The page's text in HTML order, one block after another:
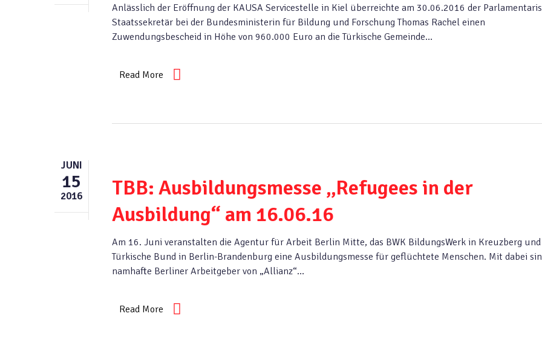
Anlässlich der Eröffnung der KAUSA Servicestelle in Kiel überreichte am 30.06.2016 der
Staatssekretär bei der Bundesministerin für Bildung und Forschung Thomas Rachel einen
Zuwendungsbescheid in Höhe von 960.000 Euro an die Türkische Gemeinde…
Read More
JUNI
15
2016
TBB: Ausbildungsmesse „Refugees in der
Ausbildung“ am 16.06.16
Am 16. Juni veranstalten die Agentur für Arbeit Berlin Mitte, das BWK BildungsWerk in Kreuzberg
Türkische Bund in Berlin-Brandenburg eine Ausbildungsmesse für geflüchtete Menschen. Mit dabei
namhafte Berliner Arbeitgeber von „Allianz“…
Read More